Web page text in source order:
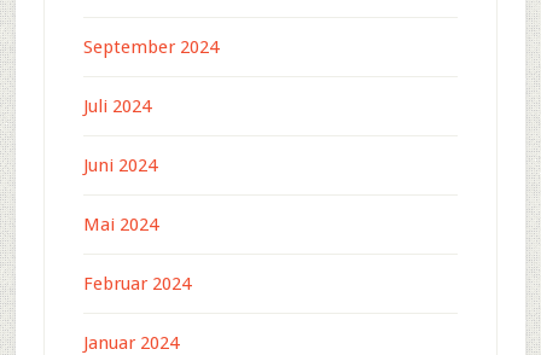
September 2024
Juli 2024
Juni 2024
Mai 2024
Februar 2024
Januar 2024